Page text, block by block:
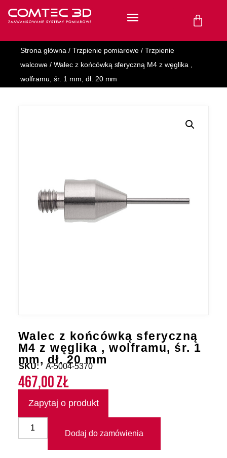
Strona główna/ Trzpienie pomiarowe /Trzpienie
walcowe / Walec z końcówką sferyczną M4 z węglika ,
wolframu, śr. 1 mm, dł. 20 mm
Walec z końcówką sferyczną
M4 z węglika , wolframu, śr. 1
mm, dł. 20 mm
SKU: A-5004-5370
467,00zł
Zapytaj o produkt
Dodaj do zamówienia